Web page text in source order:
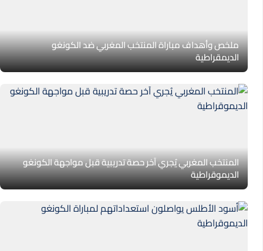
ملخص وأهداف مباراة المنتخب المغربي ضد الكونغو
الديمقراطية
المنتخب المغربي يُجري آخر حصة تدريبية قبل مواجهة الكونغو
الديموقراطية